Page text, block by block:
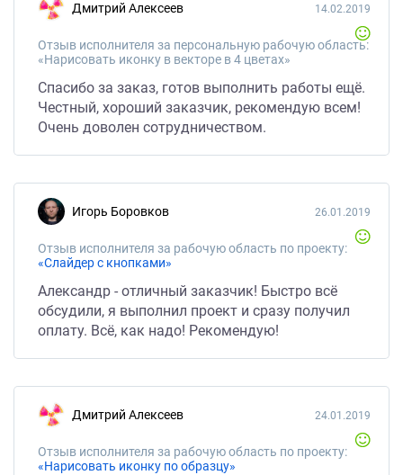
Дмитрий Алексеев
Отзыв исполнителя за персональную рабочую область:
«Нарисовать иконку в векторе в 4 цветах»
14.02.2019
Спасибо за заказ, готов выполнить работы ещё.
Честный, хороший заказчик, рекомендую всем!
Очень доволен сотрудничеством.
Игорь Боровков
Отзыв исполнителя за рабочую область по проекту:
«Слайдер с кнопками»
26.01.2019
Александр - отличный заказчик! Быстро всё
обсудили, я выполнил проект и сразу получил
оплату. Всё, как надо! Рекомендую!
Дмитрий Алексеев
Отзыв исполнителя за рабочую область по проекту:
«Нарисовать иконку по образцу»
24.01.2019